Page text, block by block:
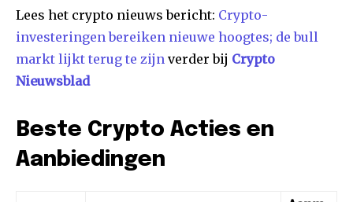
Lees het crypto nieuws bericht: Crypto-
investeringen bereiken nieuwe hoogtes; de bull
markt lijkt terug te zijn verder bij Crypto
Nieuwsblad
Beste Crypto Acties en
Aanbiedingen